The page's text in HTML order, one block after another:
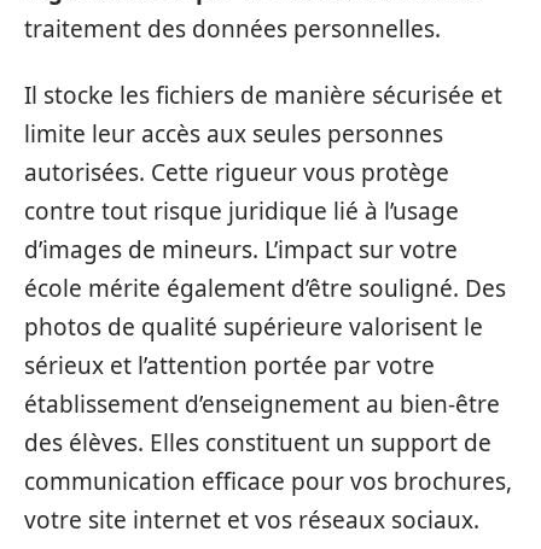
traitement des données personnelles.
Il stocke les fichiers de manière sécurisée et
limite leur accès aux seules personnes
autorisées. Cette rigueur vous protège
contre tout risque juridique lié à l’usage
d’images de mineurs. L’impact sur votre
école mérite également d’être souligné. Des
photos de qualité supérieure valorisent le
sérieux et l’attention portée par votre
établissement d’enseignement au bien-être
des élèves. Elles constituent un support de
communication efficace pour vos brochures,
votre site internet et vos réseaux sociaux.